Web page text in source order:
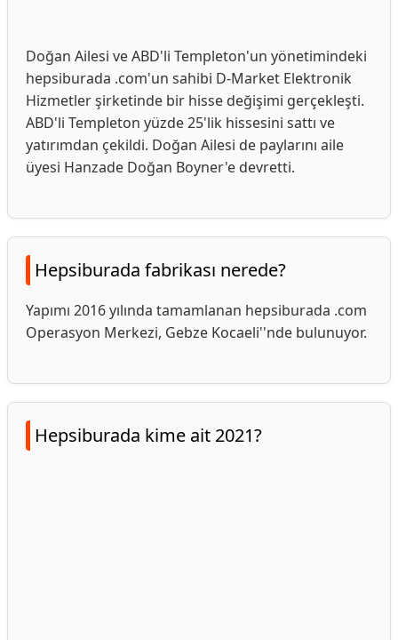
Doğan Ailesi ve ABD'li Templeton'un yönetimindeki
hepsiburada .com'un sahibi D-Market Elektronik
Hizmetler şirketinde bir hisse değişimi gerçekleşti.
ABD'li Templeton yüzde 25'lik hissesini sattı ve
yatırımdan çekildi. Doğan Ailesi de paylarını aile
üyesi Hanzade Doğan Boyner'e devretti.
Hepsiburada fabrikası nerede?
Yapımı 2016 yılında tamamlanan hepsiburada .com
Operasyon Merkezi, Gebze Kocaeli''nde bulunuyor.
Hepsiburada kime ait 2021?